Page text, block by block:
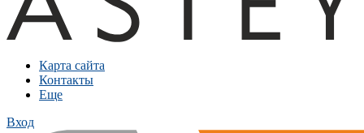
Карта сайта
Контакты
Еще
Вход